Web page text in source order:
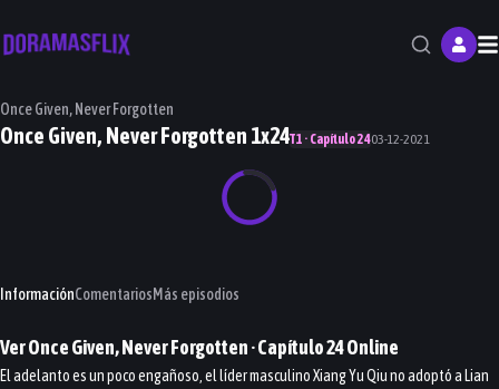
Once Given, Never Forgotten
Once Given, Never Forgotten 1x24T1 · Capítulo 2403-12-2021
InformaciónComentariosMás episodios
VerOnce Given, Never Forgotten· Capítulo24Online
El adelanto es un poco engañoso, el líder masculino Xiang Yu Qiu no adoptó a Lian